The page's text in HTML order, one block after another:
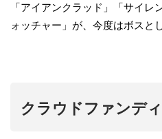
「アイアンクラッド」「サイレ
ォッチャー」が、今度はボスと
クラウドファンデ